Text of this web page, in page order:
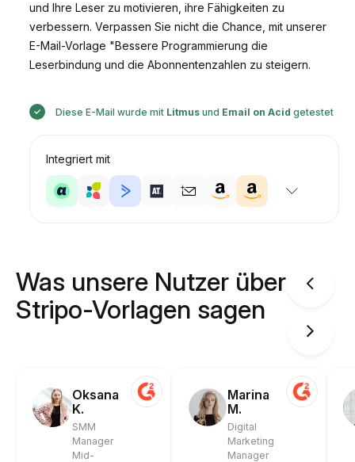
und Ihre Leser zu motivieren, ihre Fähigkeiten zu
verbessern. Verpassen Sie nicht die Chance, mit unserer
E-Mail-Vorlage "Bessere Programmierung die
Leserbindung und die Abonnentenzahlen zu steigern.
Diese E-Mail wurde mit Litmus und Email on Acid getestet
Integriert mit
Was unsere Nutzer über
Stripo-Vorlagen sagen
Oksana
K.
SMM
Manager
Mid-
Marina
M.
Digital
Marketing
Manager